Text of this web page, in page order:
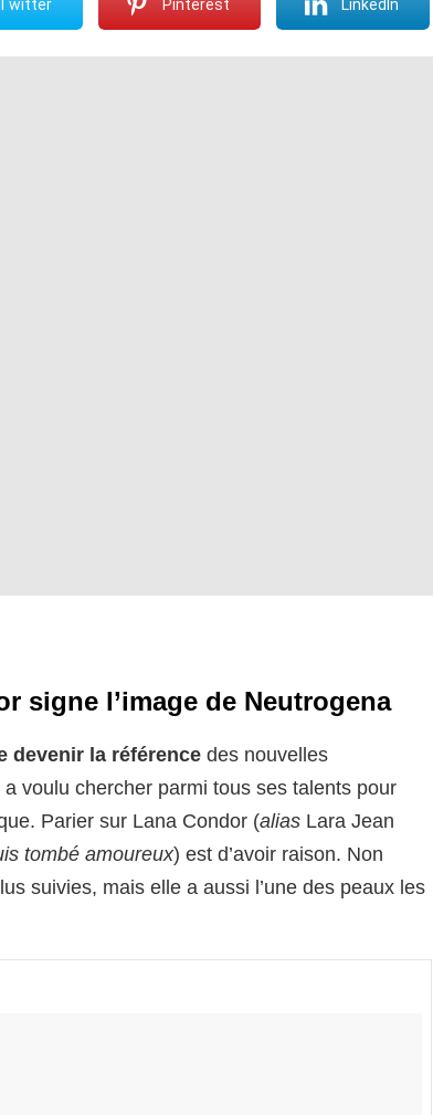
Twitter Pinterest LinkedIn
signe l’image de Neutrogena
devenir la référence des nouvelles
voulu chercher parmi tous ses talents pour
Parier sur Lana Condor (alias Lara Jean
tombé amoureux) est d’avoir raison. Non
suivies, mais elle a aussi l’une des peaux les